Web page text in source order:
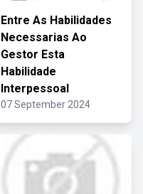
Entre As Habilidades
Necessarias Ao
Gestor Esta
Habilidade
Interpessoal
07 September 2024